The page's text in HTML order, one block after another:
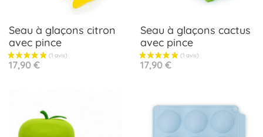
Seau à glaçons citron
avec pince
Prix
17,90 €
Seau à glaçons cactus
avec pince
Prix
17,90 €